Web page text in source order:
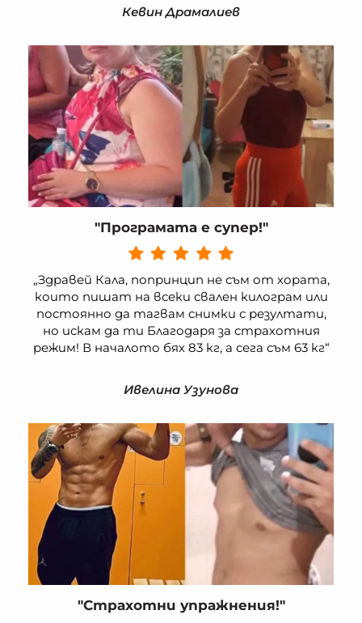
Кевин Драмалиев
"Програмата е супер!"
„Здравей Кала, попринцип не съм от хората,
които пишат на всеки свален килограм или
постоянно да тагвам снимки с резултати,
но искам да ти Благодаря за страхотния
режим! В началото бях 83 кг, а сега съм 63 кг“
Ивелина Узунова
"Страхотни упражнения!"